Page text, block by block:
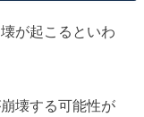
が起こるといわ
壊する可能性が